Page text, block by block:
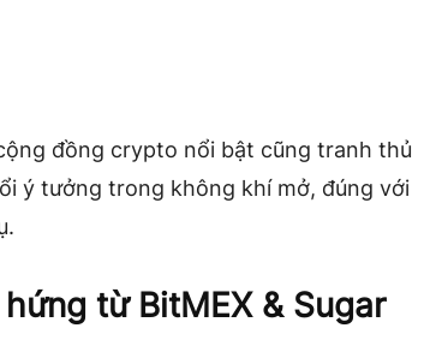
đồng crypto nổi bật cũng tranh thủ
ý tưởng trong không khí mở, đúng với
từ BitMEX & Sugar